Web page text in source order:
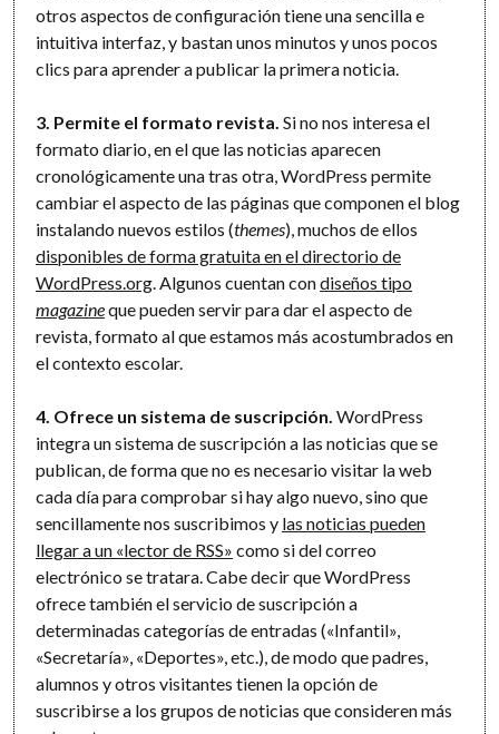
otros aspectos de configuración tiene una sencilla e
intuitiva interfaz, y bastan unos minutos y unos pocos
clics para aprender a publicar la primera noticia.
3. Permite el formato revista. Si no nos interesa el
formato diario, en el que las noticias aparecen
cronológicamente una tras otra, WordPress permite
cambiar el aspecto de las páginas que componen el blog
instalando nuevos estilos (themes), muchos de ellos
disponibles de forma gratuita en el directorio de
WordPress.org . Algunos cuentan condiseños tipo
magazineque pueden servir para dar el aspecto de
revista, formato al que estamos más acostumbrados en
el contexto escolar.
4. Ofrece un sistema de suscripción. WordPress
integra un sistema de suscripción a las noticias que se
publican, de forma que no es necesario visitar la web
cada día para comprobar si hay algo nuevo, sino que
sencillamente nos suscribimos y las noticias pueden
llegar a un «lector de RSS» como si del correo
electrónico se tratara. Cabe decir que WordPress
ofrece también el servicio de suscripción a
determinadas categorías de entradas («Infantil»,
«Secretaría», «Deportes», etc.), de modo que padres,
alumnos y otros visitantes tienen la opción de
suscribirse a los grupos de noticias que consideren más